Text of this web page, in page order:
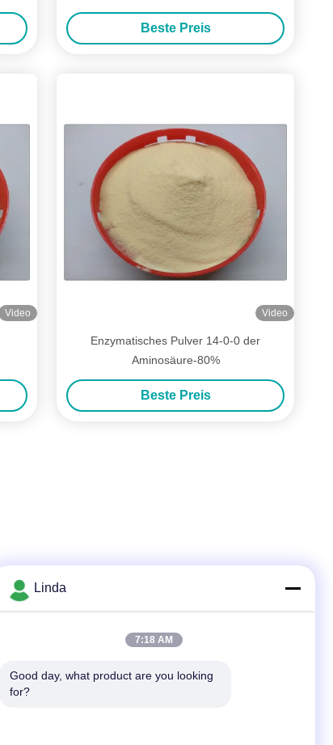
enzymatische Hydrolyse
Beste Preis
Video Video
Enzymatisches Pulver 14-0-0 der
Aminosäure-80%
Beste Preis
Schnelle Kontaktaufnahme
Tel.
Linda
7:18 AM
Good day, what product are you looking
for?